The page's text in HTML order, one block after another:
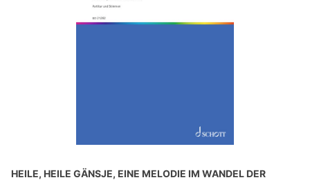
HEILE, HEILE GÄNSJE, EINE MELODIE IM WANDEL DER